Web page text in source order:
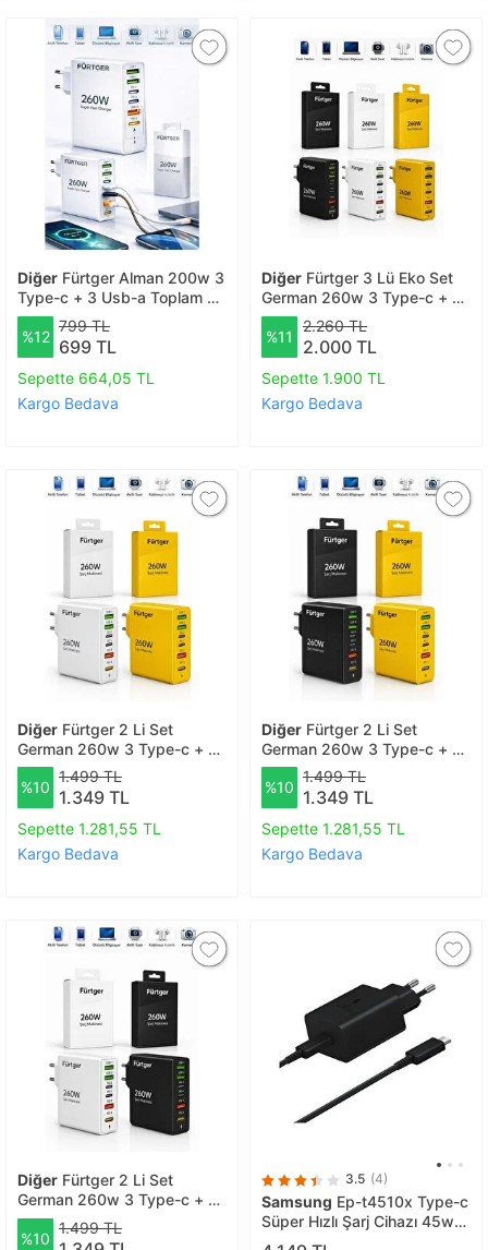
Diğer Fürtger Alman 200w 3
Type-c + 3 Usb-a Toplam 6
Çıkışlı Süper Hızlı Şarj Aleti
%12
799 TL
699 TL
Sepette 664,05 TL
Kargo Bedava
Diğer Fürtger 3 Lü Eko Set
German 260w 3 Type-c + 3
Usb-a Toplam 6 Çıkışlı Süper
Hızlı Şarj Aleti Siyah + Beyaz
+ Sarı
%11
2.260 TL
2.000 TL
Sepette 1.900 TL
Kargo Bedava
Diğer Fürtger 2 Li Set
German 260w 3 Type-c + 3
Usb-a Toplam 6 Çıkışlı Süper
Hızlı Şarj Aleti Beyaz + Sarı
%10
1.499 TL
1.349 TL
Sepette 1.281,55 TL
Kargo Bedava
Diğer Fürtger 2 Li Set
German 260w 3 Type-c + 3
Usb-a Toplam 6 Çıkışlı Süper
Hızlı Şarj Aleti Siyah + Sarı
%10
1.499 TL
1.349 TL
Sepette 1.281,55 TL
Kargo Bedava
Diğer Fürtger 2 Li Set
German 260w 3 Type-c + 3
Usb-a Toplam 6 Çıkışlı Süper
Hızlı Şarj Aleti Siyah + Beyaz
%10
1.499 TL
3.5 (4)
Samsung Ep-t4510x Type-c
Süper Hızlı Şarj Cihazı 45w
Siyah Samsung Türkiye